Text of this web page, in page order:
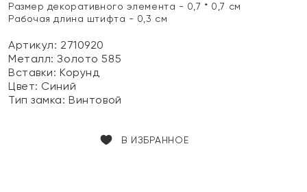
Размер декоративного элемента - 0,7 * 0,7 см
Рабочая длина штифта - 0,3 см
Артикул: 2710920
Металл:Золото 585
Вставки:Корунд
Цвет: Синий
Тип замка:Винтовой
В ИЗБРАННОЕ